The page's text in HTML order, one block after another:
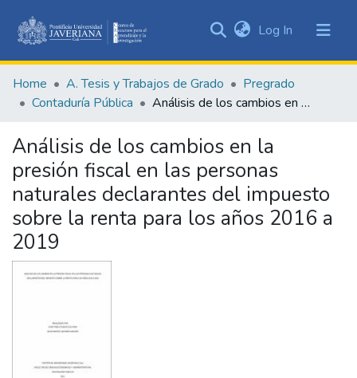
&
Collections
Statistics
Log In (current)
Home A. Tesis y Trabajos de Grado
Pregrado
Contaduría Pública
Análisis de los cambios en la presión fiscal en las personas naturales declarantes del impuesto sobre la renta para los años 2016 a 2019
Análisis de los cambios en la
presión fiscal en las personas
naturales declarantes del impuesto
sobre la renta para los años 2016 a
2019